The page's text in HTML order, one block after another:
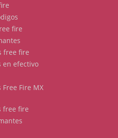
fire
free fire
en efectivo
Fire MX
free fire